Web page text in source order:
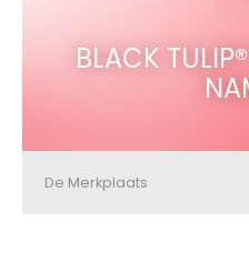
BLACK
De Merkplaats